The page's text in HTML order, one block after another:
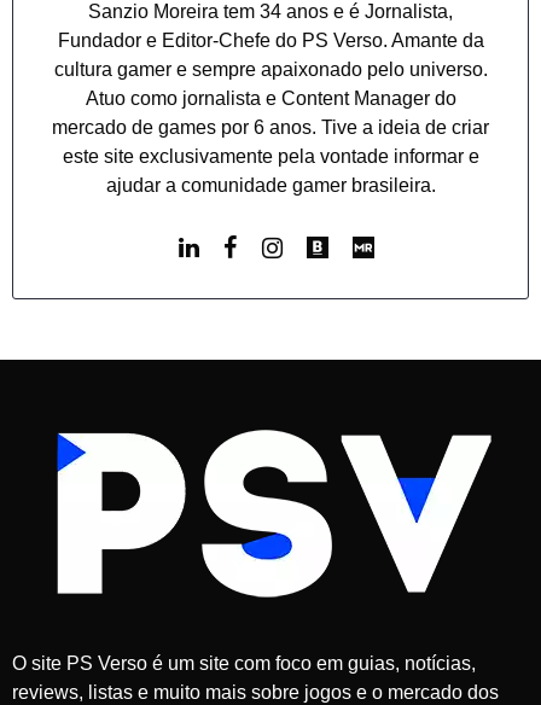
Sanzio Moreira tem 34 anos e é Jornalista,
Fundador e Editor-Chefe do PS Verso. Amante da
cultura gamer e sempre apaixonado pelo universo.
Atuo como jornalista e Content Manager do
mercado de games por 6 anos. Tive a ideia de criar
este site exclusivamente pela vontade informar e
ajudar a comunidade gamer brasileira.
O site PS Verso é um site com foco em guias, notícias,
reviews, listas e muito mais sobre jogos e o mercado dos